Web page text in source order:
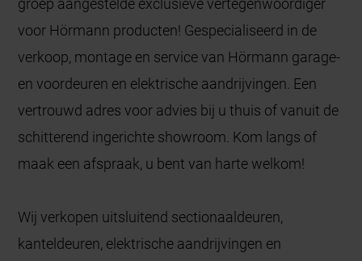
groep aangestelde exclusieve vertegenwoordiger
voor Hörmann producten! Gespecialiseerd in de
verkoop, montage en service van Hörmann garage-
en voordeuren en elektrische aandrijvingen. Een
vertrouwd adres voor advies bij u thuis of vanuit de
schitterend ingerichte showroom. Kom langs of
maak een afspraak, u bent van harte welkom!
Wij verkopen uitsluitend sectionaaldeuren,
kanteldeuren, elektrische aandrijvingen en